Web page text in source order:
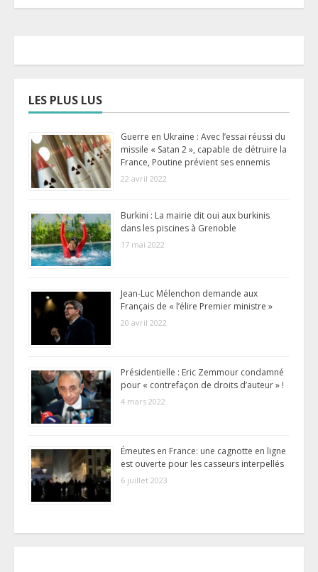
LES PLUS LUS
Guerre en Ukraine : Avec l’essai réussi du
missile « Satan 2 », capable de détruire la
France, Poutine prévient ses ennemis
22 avril 2022
Burkini : La mairie dit oui aux burkinis
dans les piscines à Grenoble
17 mai 2022
Jean-Luc Mélenchon demande aux
Français de « l’élire Premier ministre »
20 avril 2022
Présidentielle : Eric Zemmour condamné
pour « contrefaçon de droits d’auteur » !
4 mars 2022
Émeutes en France: une cagnotte en ligne
est ouverte pour les casseurs interpellés
6 juillet 2023